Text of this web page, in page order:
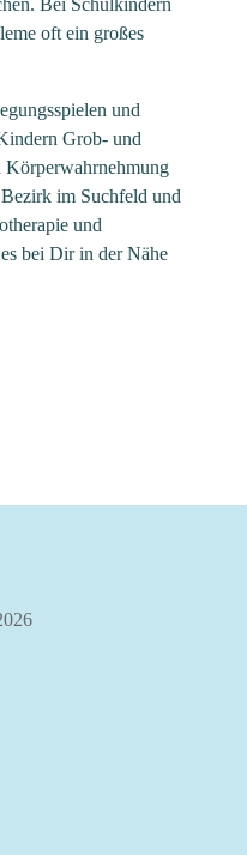
oft ein großes
und
Grob- und
im Suchfeld und
und
bei Dir in der Nähe